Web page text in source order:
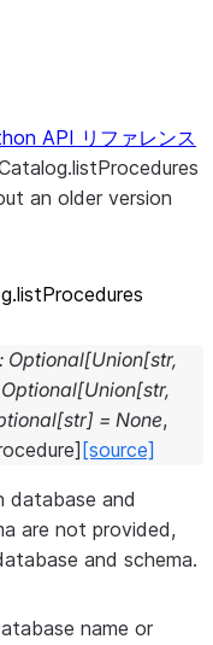
API リファレンス
an older version
: Optional[Union[str,
Optional[Union[str,
[str] = None,
] [source]
database and
are not provided,
and schema.
name or